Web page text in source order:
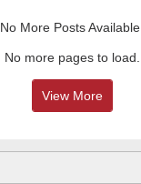
No More Posts Available.
No more pages to load.
View More